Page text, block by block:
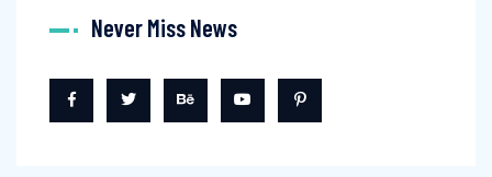
Never Miss News